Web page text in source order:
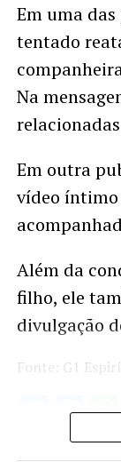
Em uma
tentado
Na
Em outra
vídeo
Além da
filho, ele
divulgação
Fonte: G1